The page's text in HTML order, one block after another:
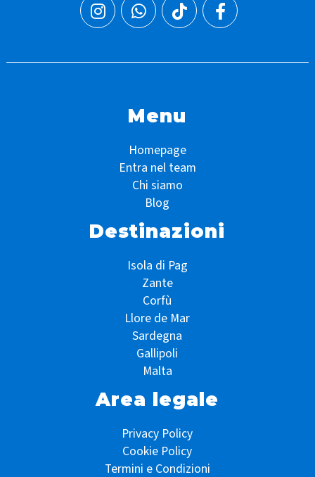
Menu
Homepage
Entra nel team
Chi siamo
Blog
Destinazioni
Isola di Pag
Zante
Corfù
Llore de Mar
Sardegna
Gallipoli
Malta
Area legale
Privacy Policy
Cookie Policy
Termini e Condizioni